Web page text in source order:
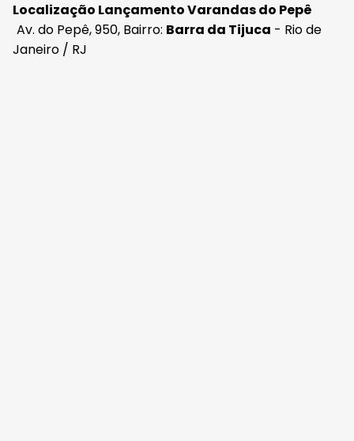
Localização Lançamento Varandas do Pepê
Av. do Pepê, 950, Bairro: Barra da Tijuca - Rio de
Janeiro / RJ